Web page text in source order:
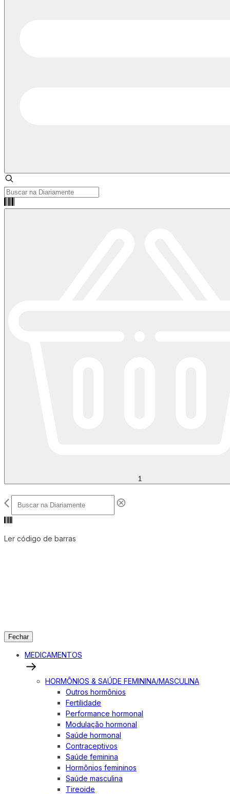
1
Ler código de barras
Fechar
MEDICAMENTOS
HORMÔNIOS & SAÚDE FEMININA/MASCULINA
Outros hormônios
Fertilidade
Performance hormonal
Modulação hormonal
Saúde hormonal
Contraceptivos
Saúde feminina
Hormônios femininos
Saúde masculina
Tireoide